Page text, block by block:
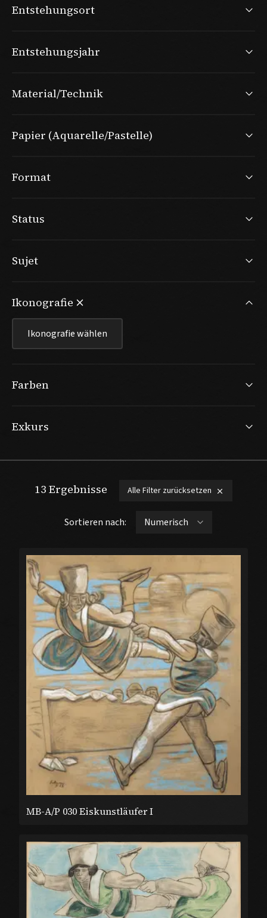
Entstehungsort
Entstehungsjahr
Material/Technik
Papier (Aquarelle/Pastelle)
Format
Status
Sujet
Ikonografie
Ikonografie wählen
Farben
Exkurs
13 Ergebnisse Alle Filter zurücksetzen
Sortieren nach:
MB-A/P 030 Eiskunstläufer I